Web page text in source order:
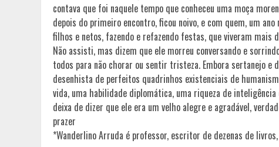
contava que foi naquele tempo que conheceu uma moça
depois do primeiro encontro, ficou noivo, e com quem, um
filhos e netos, fazendo e refazendo festas, que viveram
Não assisti, mas dizem que ele morreu conversando e
todos para não chorar ou sentir tristeza. Embora sertanejo
desenhista de perfeitos quadrinhos existenciais de
vida, uma habilidade diplomática, uma riqueza de
deixa de dizer que ele era um velho alegre e agradável,
prazer
*Wanderlino Arruda é professor, escritor de dezenas de